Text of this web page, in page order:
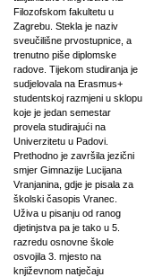
Filozofskom fakultetu u
Zagrebu. Stekla je naziv
sveučilišne prvostupnice, a
trenutno piše diplomske
radove. Tijekom studiranja je
sudjelovala na Erasmus+
studentskoj razmjeni u sklopu
koje je jedan semestar
provela studirajući na
Univerzitetu u Padovi.
Prethodno je završila jezični
smjer Gimnazije Lucijana
Vranjanina, gdje je pisala za
školski časopis Vranec.
Uživa u pisanju od ranog
djetinjstva pa je tako u 5.
razredu osnovne škole
osvojila 3. mjesto na
književnom natječaju